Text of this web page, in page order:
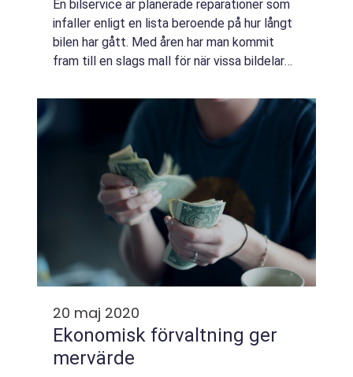
En bilservice är planerade reparationer som
infaller enligt en lista beroende på hur långt
bilen har gått. Med åren har man kommit
fram till en slags mall för när vissa bildelar
byta vätskor som till exempelvi...
20 maj 2020
Ekonomisk förvaltning ger
mervärde